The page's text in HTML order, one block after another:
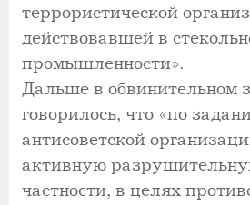
террористической
действовавшей в
промышленности».
Дальше в обвинительном
говорилось, что «по
антисоветской
активную
частности, в целях